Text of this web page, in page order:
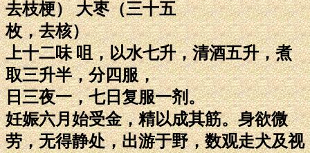
去枝梗） 大枣（三十五
枚，去核）
上十二味 咀，以水七升，清酒五升，煮
取三升半，分四服，
日三夜一，七日复服一剂。
妊娠六月始受金，精以成其筋。身欲微
劳，无得静处，出游于野，数观走犬及视